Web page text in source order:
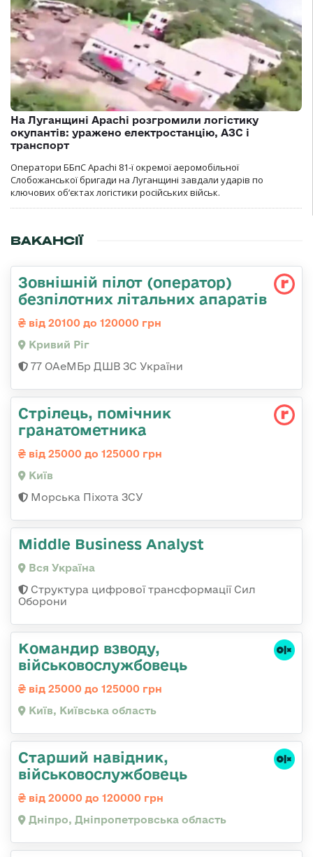
На Луганщині Apachi розгромили логістику
окупантів: уражено електростанцію, АЗС і
транспорт
Оператори ББпС Apachi 81-ї окремої аеромобільної
Слобожанської бригади на Луганщині завдали ударів по
ключових об’єктах логістики російських військ.
ВАКАНСІЇ
Зовнішній пілот (оператор)
безпілотних літальних апаратів
від 20100 до 120000 грн
Кривий Ріг
77 ОАеМБр ДШВ ЗС України
Стpілець, помічник
гpанатометника
від 25000 до 125000 грн
Київ
Морська Піхота ЗСУ
Middle Business Analyst
Вся Україна
Структура цифрової трансформації Сил
Оборони
Командир взводу,
військовослужбовець
від 25000 до 125000 грн
Київ, Київська область
Старший навідник,
військовослужбовець
від 20000 до 120000 грн
Дніпро, Дніпропетровська область